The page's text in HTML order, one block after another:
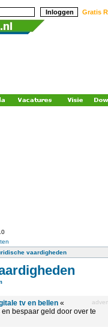
Gratis
vaardigheden
tv en bellen «
bespaar geld door over te